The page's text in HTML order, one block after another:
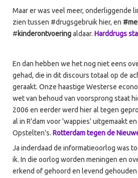
Maar er was veel meer, onderliggende
zien tussen #drugsgebruik hier, en
#kinderontvoeringaldaar. Harddrugs
En dan hebben we het nog niet eens
gehad, die in dit discours totaal op de
geraakt. Onze haastige Westerse
wet van behoud van voorsprong staat
2006 en eerder werd hier al tegen
al in R'dam voor 'wappies' uitgemaakt
Opstelten's. Rotterdam tegen de
Ja inderdaad de informatieoorlog was
ik. In die oorlog worden meningen en
erkend of gehoord en levend